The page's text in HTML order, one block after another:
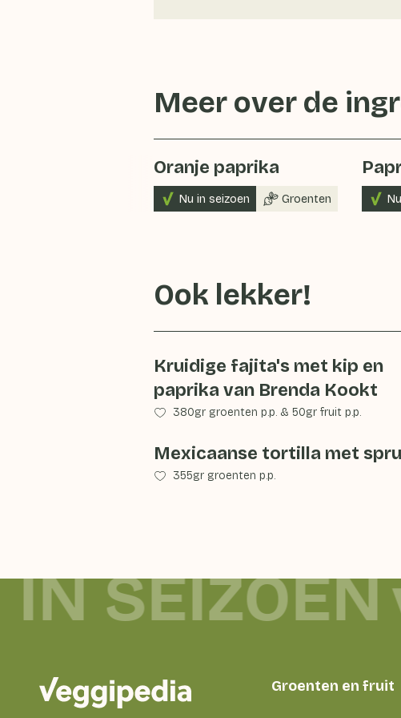
Meer over de
Oranje paprika
Nu in seizoen Groenten
Ook lekker!
Kruidige fajita's met kip en
paprika van Brenda Kookt
380gr groenten p.p. & 50gr fruit p.p.
Mexicaanse tortilla met
355gr groenten p.p.
SEIZOEN
Groenten en fruit